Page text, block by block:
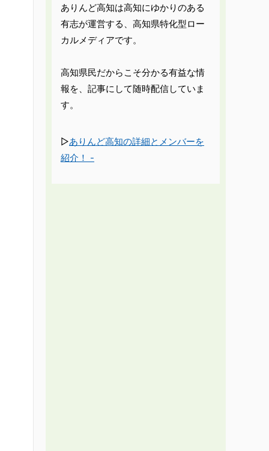
ありんど高知は高知にゆかりのある
有志が運営する、高知県特化型ロー
カルメディアです。
高知県民だからこそ分かる有益な情
報を、記事にして随時配信していま
す。
▷ありんど高知の詳細とメンバーを
紹介！ -